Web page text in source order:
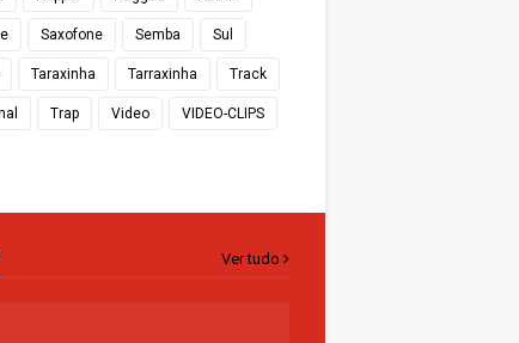
Saxofone Semba Sul
Taraxinha Tarraxinha Track
Trap Video VIDEO-CLIPS
Ver tudo